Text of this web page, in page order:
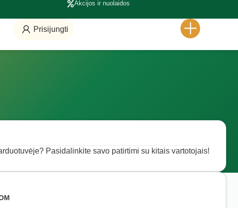
Akcijos ir nuolaidos
Prisijungti
Pasidalinkite savo patirtimi su kitais vartotojais!